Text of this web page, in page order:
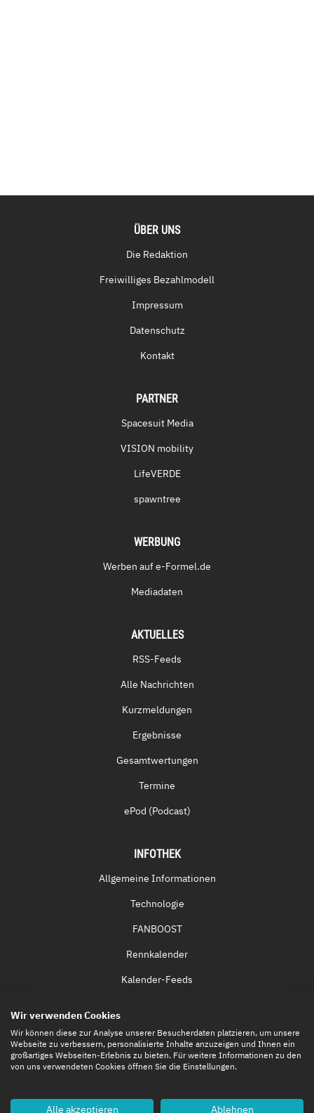
ÜBER UNS
Die Redaktion
Freiwilliges Bezahlmodell
Impressum
Datenschutz
Kontakt
PARTNER
Spacesuit Media
VISION mobility
LifeVERDE
spawntree
WERBUNG
Werben auf e-Formel.de
Mediadaten
AKTUELLES
RSS-Feeds
Alle Nachrichten
Kurzmeldungen
Ergebnisse
Gesamtwertungen
Termine
ePod (Podcast)
INFOTHEK
Allgemeine Informationen
Technologie
FANBOOST
Rennkalender
Kalender-Feeds
Eintrittskarten
Wir verwenden Cookies
Wir können diese zur Analyse unserer Besucherdaten platzieren, um unsere
Webseite zu verbessern, personalisierte Inhalte anzuzeigen und Ihnen ein
großartiges Webseiten-Erlebnis zu bieten. Für weitere Informationen zu den
von uns verwendeten Cookies öffnen Sie die Einstellungen.
Alle akzeptieren Ablehnen